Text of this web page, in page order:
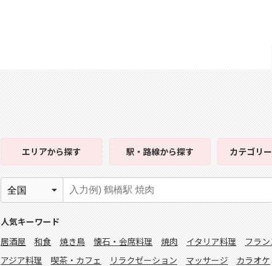
エリアから探す 駅・路線から探す カテゴリー
人気キーワード
居酒屋
和食 焼き鳥 懐石・会席料理 焼肉 イタリア料理
フラ
アジア料理
喫茶・カフェ リラクゼーション マッサージ カラオケ